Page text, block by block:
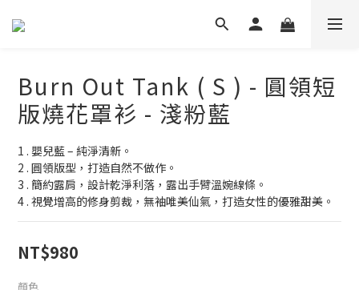
Burn Out Tank ( S ) - 圓領短
版燒花罩衫 - 淺粉藍
1 . 嬰兒藍 – 純淨清新。
2 . 圓領版型，打造自然不做作。
3 . 簡約露肩，設計乾淨利落，露出手臂溫婉線條。
4 . 視覺增高的修身剪裁，無袖唯美仙氣，打造女性的優雅甜美。
NT$980
顏色